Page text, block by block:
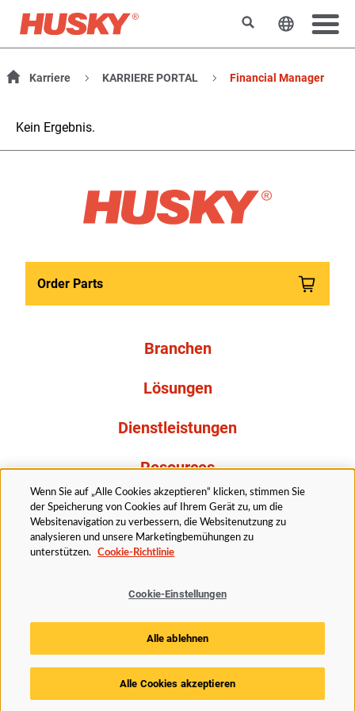
SuchenSprache
Karriere KARRIERE PORTAL Financial Manager
Kein Ergebnis.
Order Parts
Branchen
Lösungen
Dienstleistungen
Resources
Über uns
Rechtliches Datenschutzerklärung
Barrierefreiheit
Cookie Richtlinie
Cookie-Einstellungen
© 2025 Husky Technologies. Alle Rechte vorbehalten.
Wenn Sie auf „Alle Cookies akzeptieren“ klicken, stimmen Sie
der Speicherung von Cookies auf Ihrem Gerät zu, um die
Websitenavigation zu verbessern, die Websitenutzung zu
analysieren und unsere Marketingbemühungen zu
unterstützen.
Cookie-Richtlinie
Cookie-Einstellungen
Alle ablehnen
Alle Cookies akzeptieren